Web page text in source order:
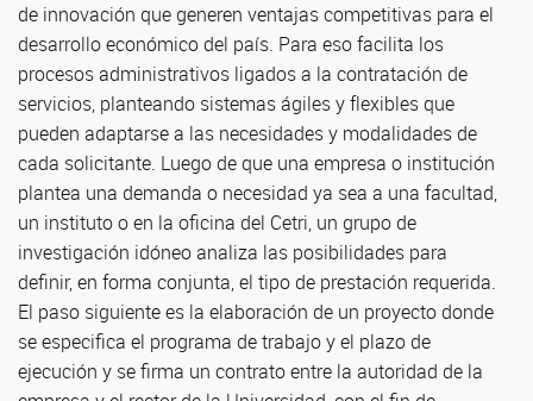
de innovación que generen ventajas competitivas para el
desarrollo económico del país. Para eso facilita los
procesos administrativos ligados a la contratación de
servicios, planteando sistemas ágiles y flexibles que
pueden adaptarse a las necesidades y modalidades de
cada solicitante. Luego de que una empresa o institución
plantea una demanda o necesidad ya sea a una facultad,
un instituto o en la oficina del Cetri, un grupo de
investigación idóneo analiza las posibilidades para
definir, en forma conjunta, el tipo de prestación requerida.
El paso siguiente es la elaboración de un proyecto donde
se especifica el programa de trabajo y el plazo de
ejecución y se firma un contrato entre la autoridad de la